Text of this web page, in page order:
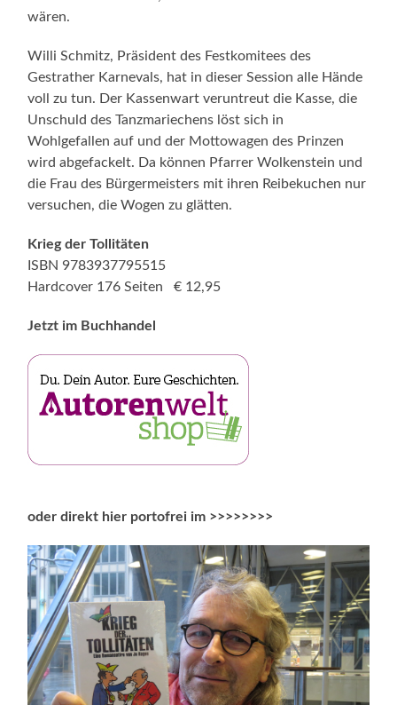
wären.
Willi Schmitz, Präsident des Festkomitees des
Gestrather Karnevals, hat in dieser Session alle Hände
voll zu tun. Der Kassenwart veruntreut die Kasse, die
Unschuld des Tanzmariechens löst sich in
Wohlgefallen auf und der Mottowagen des Prinzen
wird abgefackelt. Da können Pfarrer Wolkenstein und
die Frau des Bürgermeisters mit ihren Reibekuchen nur
versuchen, die Wogen zu glätten.
Krieg der Tollitäten
ISBN 9783937795515
Hardcover 176 Seiten € 12,95
Jetzt im Buchhandel
oder direkt hier portofrei im >>>>>>>>